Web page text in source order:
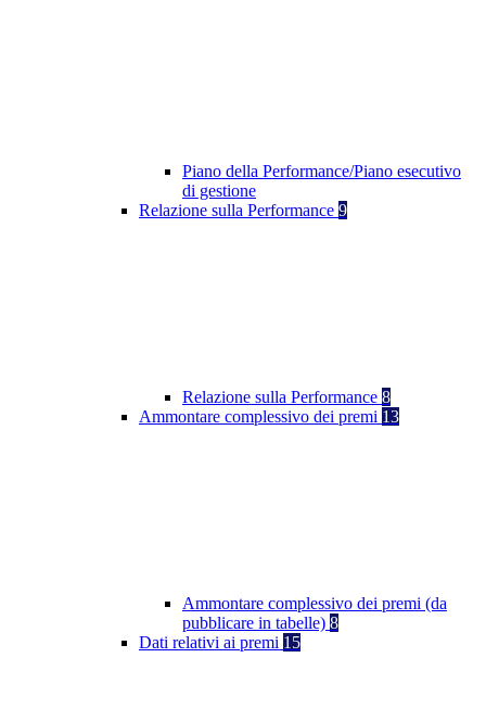
Piano della Performance/Piano esecutivo
di gestione
Relazione sulla Performance 9
Relazione sulla Performance 8
Ammontare complessivo dei premi 13
Ammontare complessivo dei premi (da
pubblicare in tabelle) 8
Dati relativi ai premi 15